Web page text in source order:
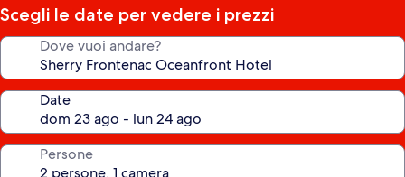
Scegli le date per vedere i prezzi
Dove vuoi andare?
Date
Persone